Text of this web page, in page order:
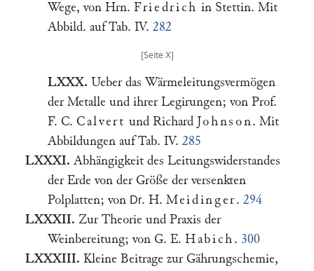
Wege, von Hrn. Friedrich in Stettin. Mit
Abbild. auf Tab. IV. 282
LXXX. Ueber das Wärmeleitungsvermögen
der Metalle und ihrer Legirungen; von Prof.
F. C. Calvert und Richard Johnson. Mit
Abbildungen auf Tab. IV. 285
LXXXI. Abhängigkeit des Leitungswiderstandes
der Erde von der Größe der versenkten
Polplatten; von Dr. H. Meidinger. 294
LXXXII. Zur Theorie und Praxis der
Weinbereitung; von G. E. Habich . 300
LXXXIII. Kleine Beitrage zur Gährungschemie,